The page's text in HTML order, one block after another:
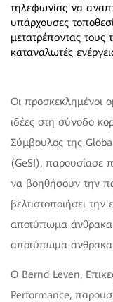
τηλεφωνίας να
υπάρχουσες
μετατρέποντας τους
καταναλωτές
Οι προσκεκλημένοι
ιδέες στη σύνοδο
Σύμβουλος της
(GeSI), παρουσίασε
να βοηθήσουν την
βελτιστοποιήσει
αποτύπωμα άνθρακα
αποτύπωμα άνθρακα
Ο Bernd Leven,
Performance,